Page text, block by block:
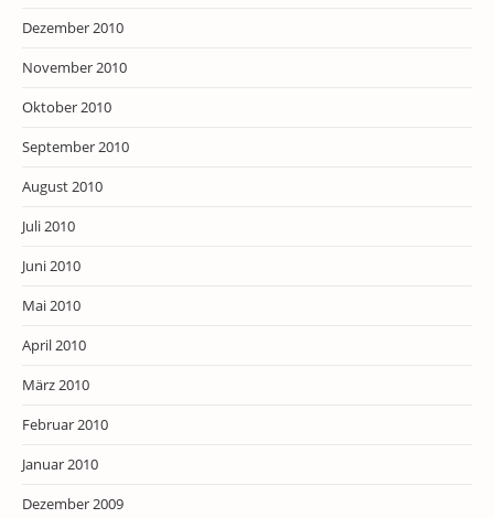
Dezember 2010
November 2010
Oktober 2010
September 2010
August 2010
Juli 2010
Juni 2010
Mai 2010
April 2010
März 2010
Februar 2010
Januar 2010
Dezember 2009